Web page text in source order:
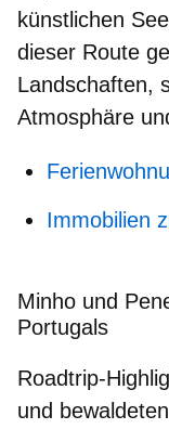
künstlichen See
dieser Route
Landschaften,
Atmosphäre
Immobilien
Minho und
Portugals
Roadtrip-
und